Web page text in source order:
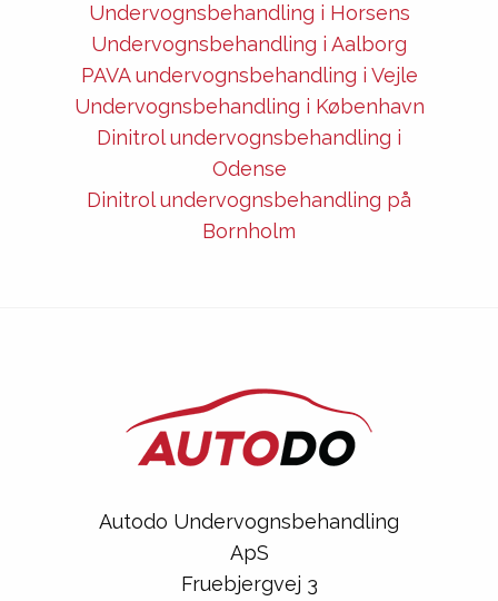
Undervognsbehandling i Horsens
Undervognsbehandling i Aalborg
PAVA undervognsbehandling i Vejle
Undervognsbehandling i København
Dinitrol undervognsbehandling i
Odense
Dinitrol undervognsbehandling på
Bornholm
Autodo Undervognsbehandling
ApS
Fruebjergvej 3